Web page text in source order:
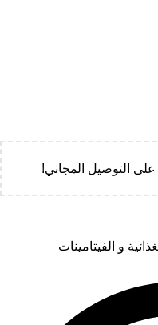
التوصيل المجاني!
و الفيتامينات